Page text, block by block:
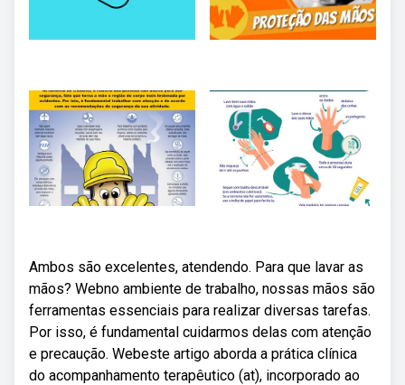
Ambos são excelentes, atendendo. Para que lavar as
mãos? Webno ambiente de trabalho, nossas mãos são
ferramentas essenciais para realizar diversas tarefas.
Por isso, é fundamental cuidarmos delas com atenção
e precaução. Webeste artigo aborda a prática clínica
do acompanhamento terapêutico (at), incorporado ao